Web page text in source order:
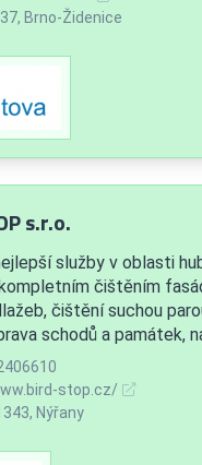
Brno-Židenice
s.r.o.
služby v oblasti
čištěním
čištění suchou
schodů a památek,
stop.cz/
Nýřany